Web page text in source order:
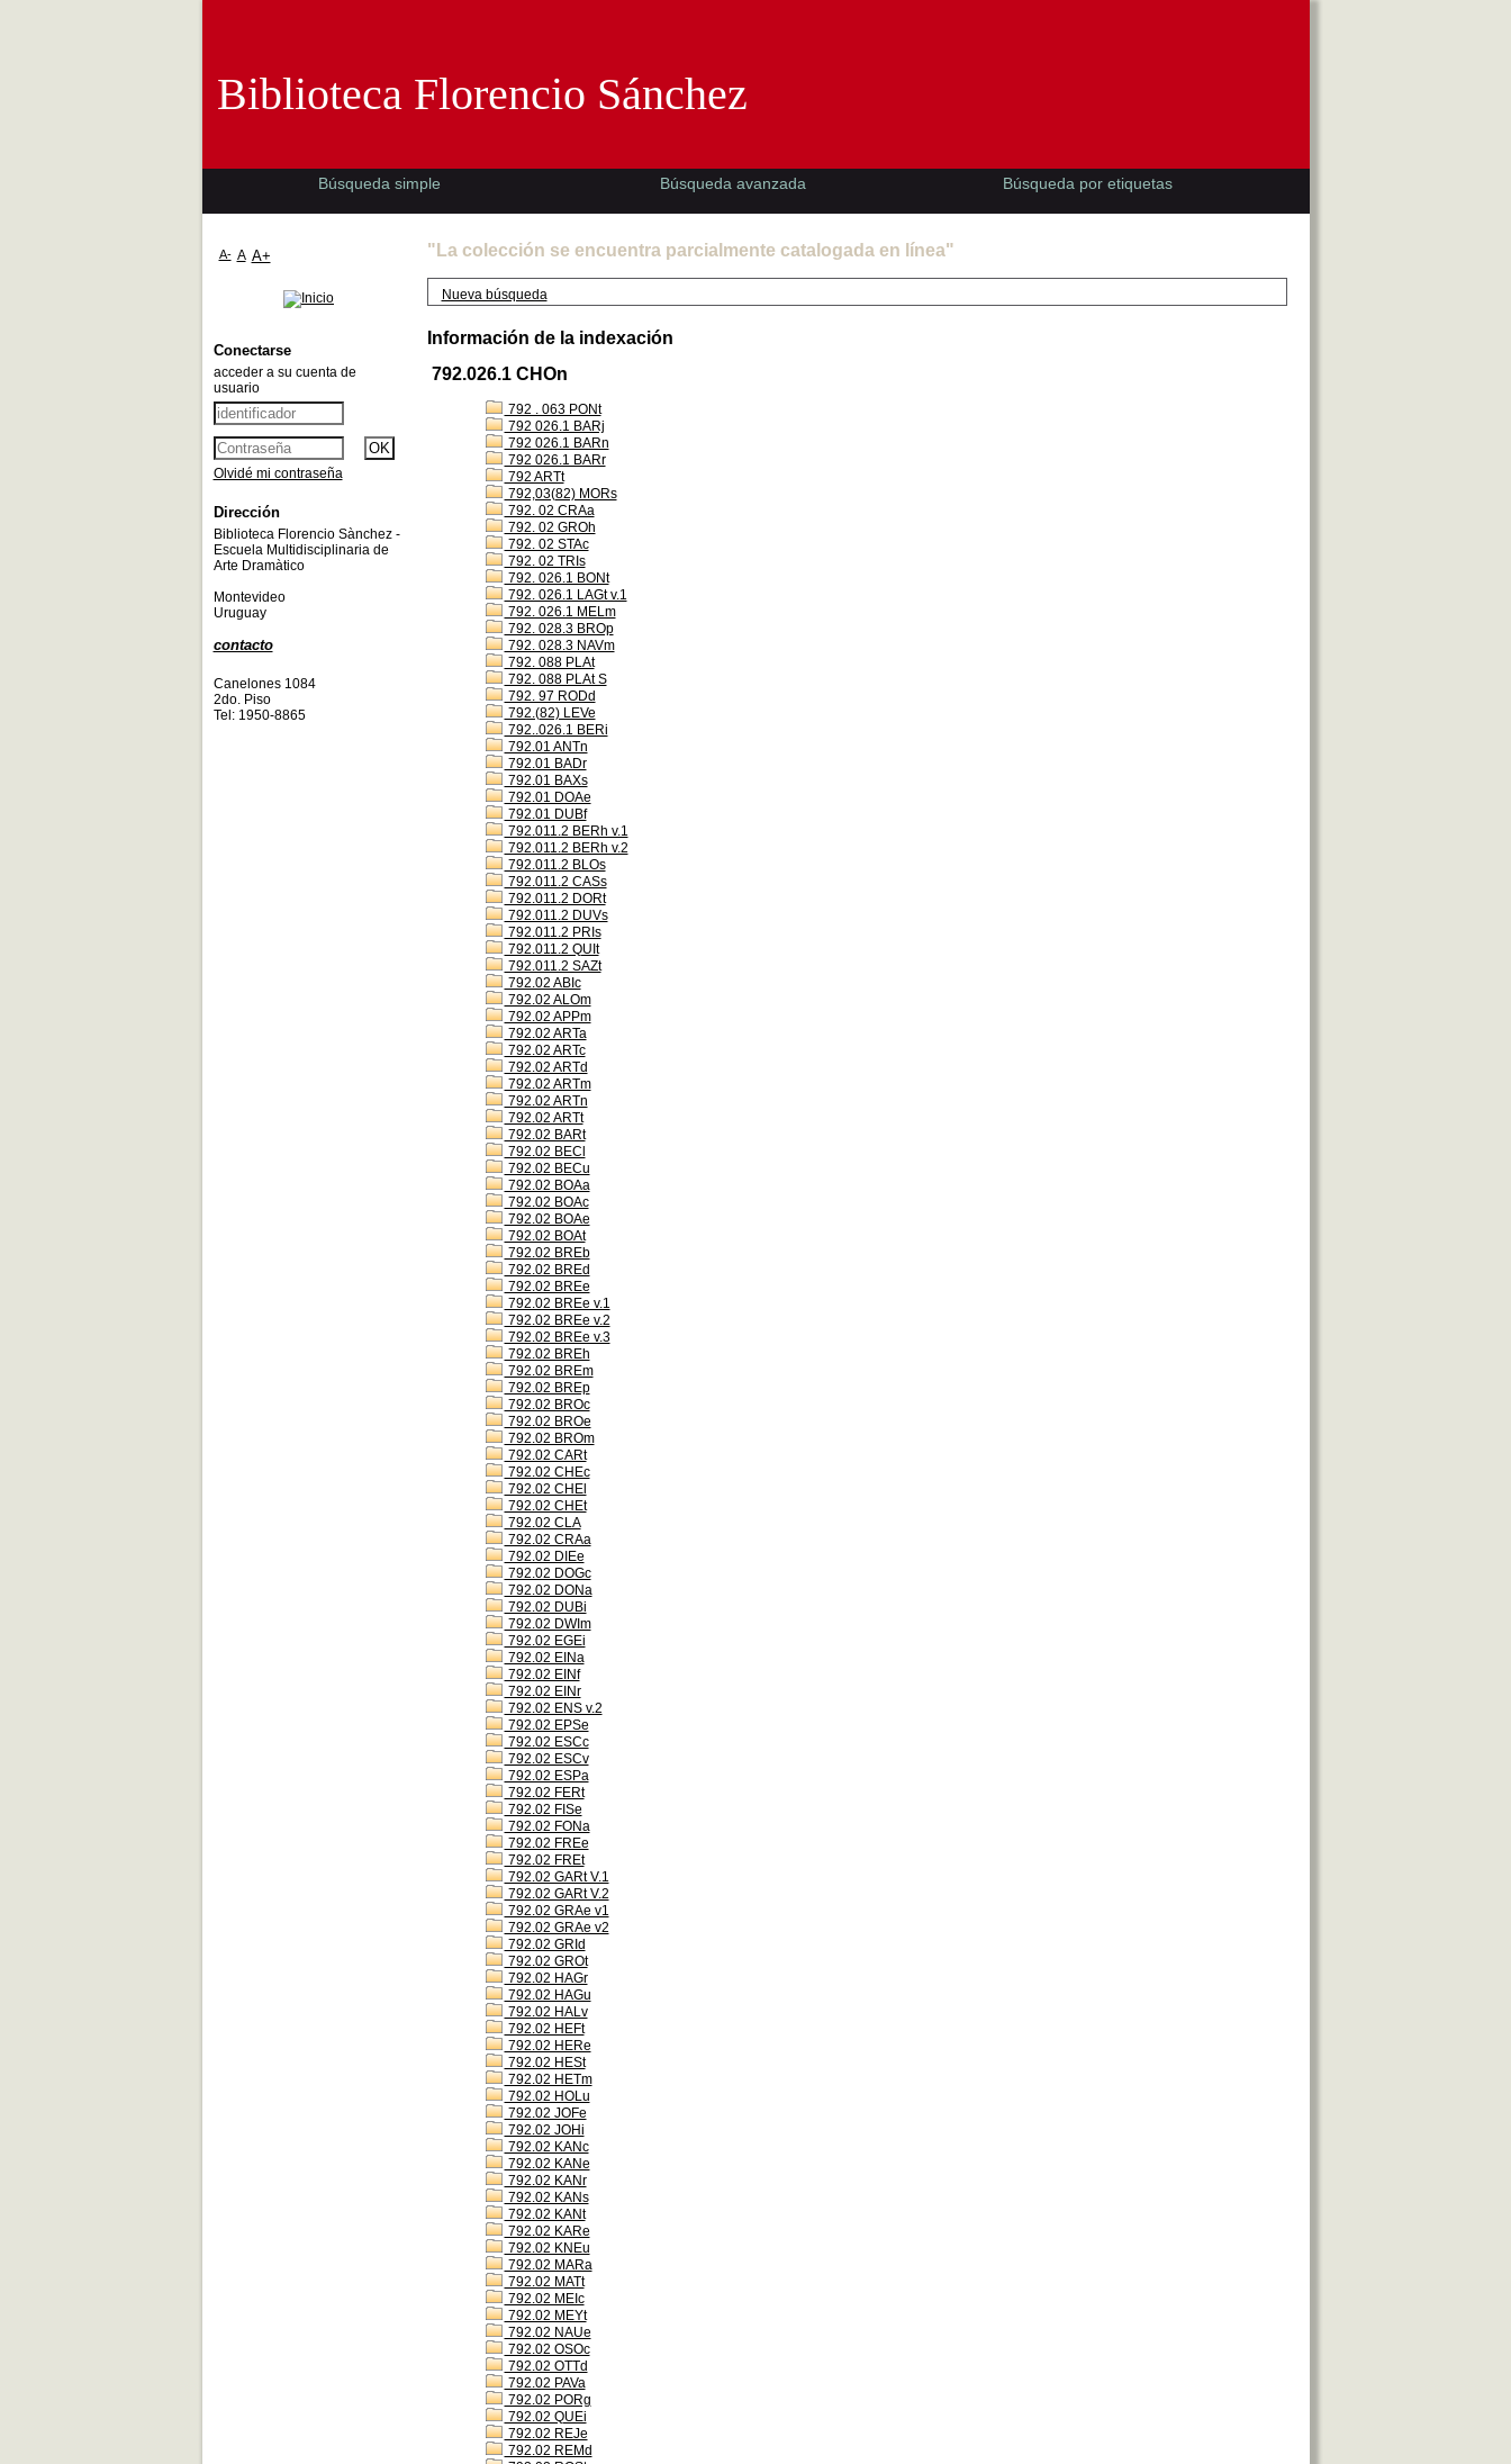
"La colección se encuentra parcialmente catalogada en línea"
Nueva búsqueda
Información de la indexación
792.026.1 CHOn
792 . 063 PONt
792 026.1 BARj
792 026.1 BARn
792 026.1 BARr
792 ARTt
792,03(82) MORs
792. 02 CRAa
792. 02 GROh
792. 02 STAc
792. 02 TRIs
792. 026.1 BONt
792. 026.1 LAGt v.1
792. 026.1 MELm
792. 028.3 BROp
792. 028.3 NAVm
792. 088 PLAt
792. 088 PLAt S
792. 97 RODd
792.(82) LEVe
792..026.1 BERi
792.01 ANTn
792.01 BADr
792.01 BAXs
792.01 DOAe
792.01 DUBf
792.011.2 BERh v.1
792.011.2 BERh v.2
792.011.2 BLOs
792.011.2 CASs
792.011.2 DORt
792.011.2 DUVs
792.011.2 PRIs
792.011.2 QUIt
792.011.2 SAZt
792.02 ABIc
792.02 ALOm
792.02 APPm
792.02 ARTa
792.02 ARTc
792.02 ARTd
792.02 ARTm
792.02 ARTn
792.02 ARTt
792.02 BARt
792.02 BECl
792.02 BECu
792.02 BOAa
792.02 BOAc
792.02 BOAe
792.02 BOAt
792.02 BREb
792.02 BREd
792.02 BREe
792.02 BREe v.1
792.02 BREe v.2
792.02 BREe v.3
792.02 BREh
792.02 BREm
792.02 BREp
792.02 BROc
792.02 BROe
792.02 BROm
792.02 CARt
792.02 CHEc
792.02 CHEl
792.02 CHEt
792.02 CLA
792.02 CRAa
792.02 DIEe
792.02 DOGc
792.02 DONa
792.02 DUBi
792.02 DWIm
792.02 EGEi
792.02 EINa
792.02 EINf
792.02 EINr
792.02 ENS v.2
792.02 EPSe
792.02 ESCc
792.02 ESCv
792.02 ESPa
792.02 FERt
792.02 FISe
792.02 FONa
792.02 FREe
792.02 FREt
792.02 GARt V.1
792.02 GARt V.2
792.02 GRAe v1
792.02 GRAe v2
792.02 GRId
792.02 GROt
792.02 HAGr
792.02 HAGu
792.02 HALv
792.02 HEFt
792.02 HERe
792.02 HESt
792.02 HETm
792.02 HOLu
792.02 JOFe
792.02 JOHi
792.02 KANc
792.02 KANe
792.02 KANr
792.02 KANs
792.02 KANt
792.02 KARe
792.02 KNEu
792.02 MARa
792.02 MATt
792.02 MEIc
792.02 MEYt
792.02 NAUe
792.02 OSOc
792.02 OTTd
792.02 PAVa
792.02 PORg
792.02 QUEi
792.02 REJe
792.02 REMd
Biblioteca Florencio Sánchez
Búsqueda simple Búsqueda avanzada Búsqueda por etiquetas
A- A A+
Conectarse
acceder a su cuenta de
usuario
Olvidé mi contraseña
Dirección
Biblioteca Florencio Sànchez -
Escuela Multidisciplinaria de
Arte Dramàtico
Montevideo
Uruguay
contacto
Canelones 1084
2do. Piso
Tel: 1950-8865